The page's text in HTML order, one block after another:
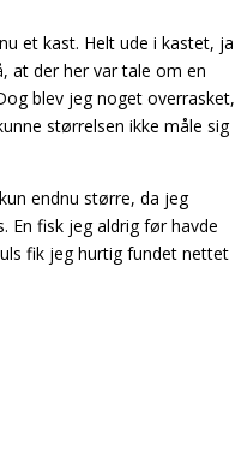
et kast. Helt ude i kastet, ja
at der her var tale om en
blev jeg noget overrasket,
størrelsen ikke måle sig
endnu større, da jeg
En fisk jeg aldrig før havde
fik jeg hurtig fundet nettet